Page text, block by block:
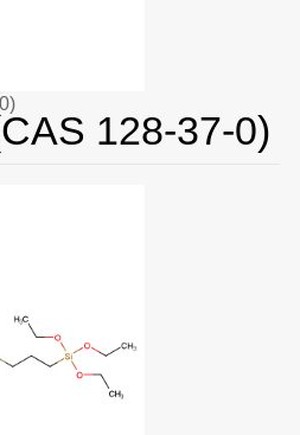
128-37-0)